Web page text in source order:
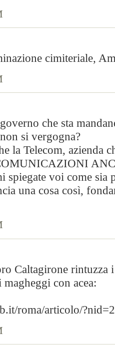
cimiteriale,
che sta
si vergogna?
la Telecom, azienda
spiegate voi come sia
una cosa così,
Caltagirone rintuzza
con acea:
roma/articolo/